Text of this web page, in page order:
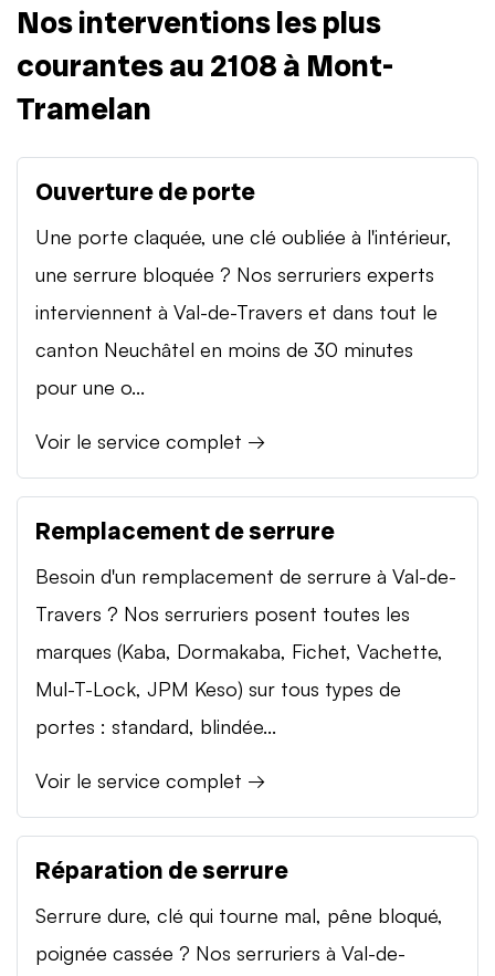
Nos interventions les plus
courantes au 2108 à Mont-
Tramelan
Ouverture de porte
Une porte claquée, une clé oubliée à l'intérieur,
une serrure bloquée ? Nos serruriers experts
interviennent à Val-de-Travers et dans tout le
canton Neuchâtel en moins de 30 minutes
pour une o...
Voir le service complet →
Remplacement de serrure
Besoin d'un remplacement de serrure à Val-de-
Travers ? Nos serruriers posent toutes les
marques (Kaba, Dormakaba, Fichet, Vachette,
Mul-T-Lock, JPM Keso) sur tous types de
portes : standard, blindée...
Voir le service complet →
Réparation de serrure
Serrure dure, clé qui tourne mal, pêne bloqué,
poignée cassée ? Nos serruriers à Val-de-